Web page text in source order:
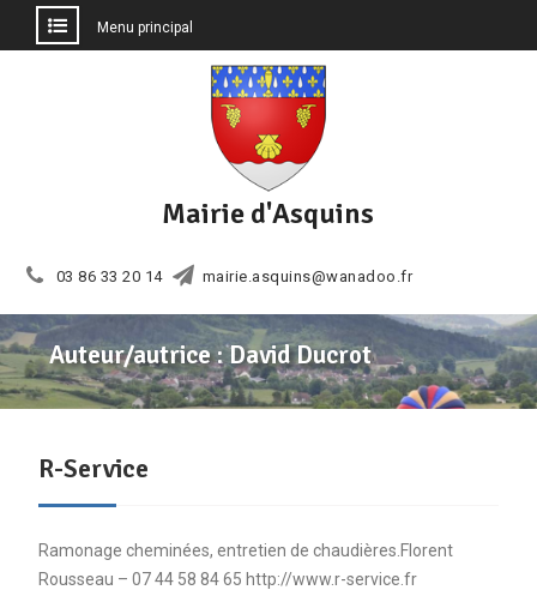
Menu principal
Mairie d'Asquins
03 86 33 20 14 mairie.asquins@wanadoo.fr
Auteur/autrice :David Ducrot
R-Service
Ramonage cheminées, entretien de chaudières.Florent
Rousseau – 07 44 58 84 65 http://www.r-service.fr